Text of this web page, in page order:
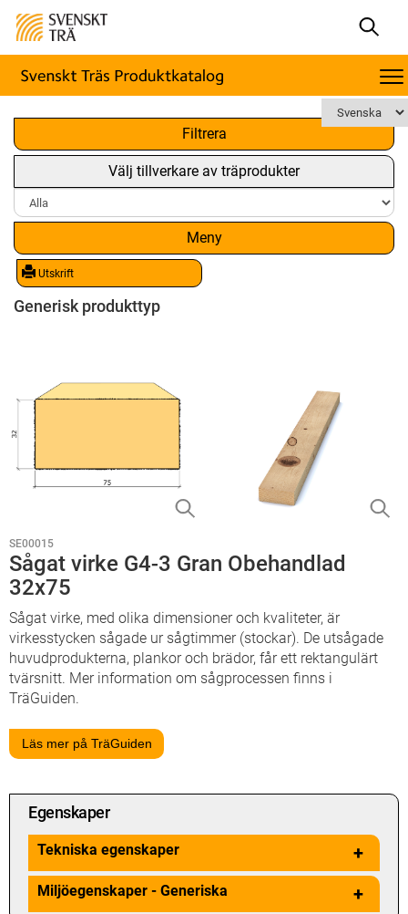
Filtrera
Välj tillverkare av träprodukter
Meny
Utskrift
x
Generisk produkttyp
SE00015
Sågat virke G4-3 Gran Obehandlad
32x75
Sågat virke, med olika dimensioner och kvaliteter, är
virkesstycken sågade ur sågtimmer (stockar). De utsågade
huvudprodukterna, plankor och brädor, får ett rektangulärt
tvärsnitt. Mer information om sågprocessen finns i
TräGuiden.
Läs mer på TräGuiden
Egenskaper
Tekniska egenskaper +
Miljöegenskaper - Generiska +